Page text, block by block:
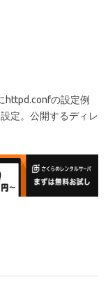
httpd.confの設定例
定。公開するディレ